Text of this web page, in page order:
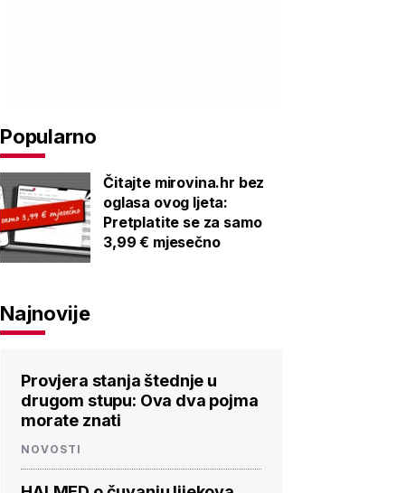
Popularno
Čitajte mirovina.hr bez
oglasa ovog ljeta:
Pretplatite se za samo
3,99 € mjesečno
Najnovije
Provjera stanja štednje u
drugom stupu: Ova dva pojma
morate znati
NOVOSTI